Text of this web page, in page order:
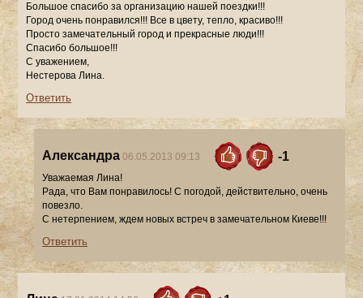
Большое спасибо за организацию нашей поездки!!!
Город очень понравился!!! Все в цвету, тепло, красиво!!!
Просто замечательный город и прекрасные люди!!!
Спасибо большое!!!
С уважением,
Нестерова Лина.
Ответить
Александра 06.05.2013 09:13 -1
Уважаемая Лина!
Рада, что Вам понравилось! С погодой, действительно, очень
повезло.
С нетерпением, ждем новых встреч в замечательном Киеве!!!
Ответить